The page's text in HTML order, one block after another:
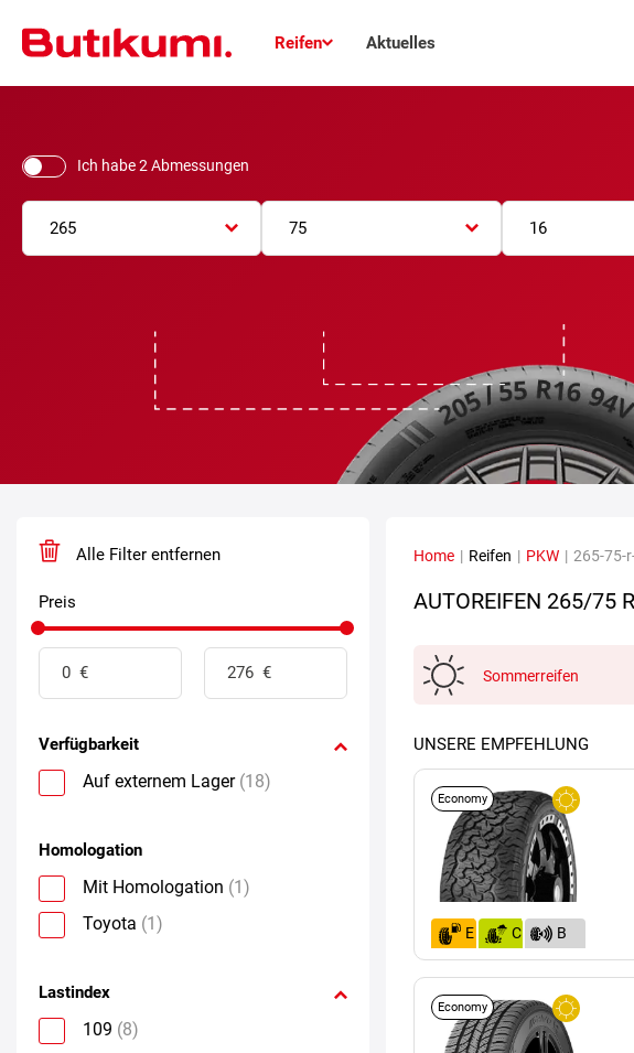
Reifen Aktuelles
Ich habe 2 Abmessungen
265 75 16
Alle Filter entfernen
Preis
Verfügbarkeit
Auf externem Lager (18)
Homologation
Mit Homologation (1)
Toyota (1)
Lastindex
109 (8)
Home | Reifen | PKW | 265-75-
AUTOREIFEN 265/75
Sommerreifen
UNSERE EMPFEHLUNG
Economy
E C
B
(72)
Economy